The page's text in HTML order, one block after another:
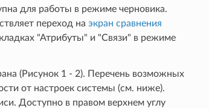
для работы в режиме черновика.
переход наэкран сравнения
"Атрибуты" и "Связи" в режиме
(Рисунок 1 - 2). Перечень возможных
от настроек системы (см. ниже).
Доступно в правом верхнем углу